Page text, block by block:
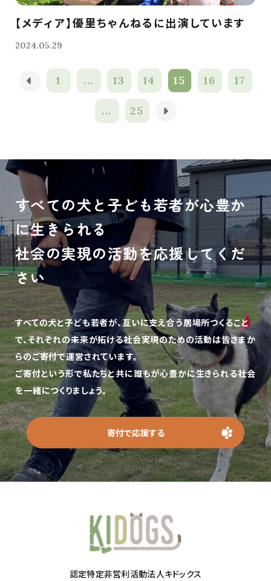
【メディア】優里ちゃんねるに出演しています
2024.05.29
1 ... 13 14 15 16 17
... 25
すべての犬と子ども若者が心豊か
に生きられる
社会の実現の活動を応援してくだ
さい
すべての犬と子ども若者が、互いに支え合う居場所つくること
で、それぞれの未来が拓ける社会実現のための活動は皆さまか
らのご寄付で運営されています。
ご寄付という形で私たちと共に誰もが心豊かに生きられる社会
を一緒につくりましょう。
寄付で応援する
認定特定非営利活動法人キドックス